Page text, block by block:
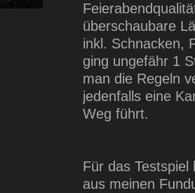
überschaubare
inkl. Schnacken,
ging ungefähr 1
man die Regeln
jedenfalls eine
Weg führt.
Für das
aus meinen